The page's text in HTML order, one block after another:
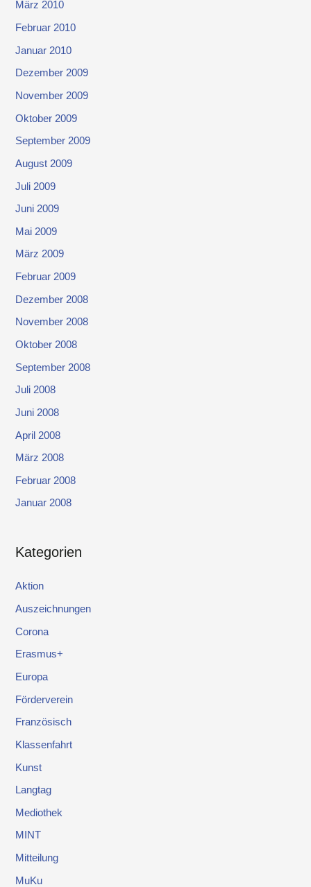
März 2010
Februar 2010
Januar 2010
Dezember 2009
November 2009
Oktober 2009
September 2009
August 2009
Juli 2009
Juni 2009
Mai 2009
März 2009
Februar 2009
Dezember 2008
November 2008
Oktober 2008
September 2008
Juli 2008
Juni 2008
April 2008
März 2008
Februar 2008
Januar 2008
Kategorien
Aktion
Auszeichnungen
Corona
Erasmus+
Europa
Förderverein
Französisch
Klassenfahrt
Kunst
Langtag
Mediothek
MINT
Mitteilung
MuKu